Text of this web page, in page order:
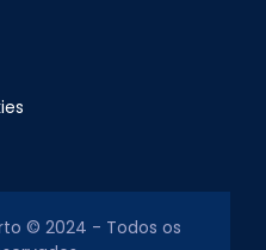
© 2024 - Todos os